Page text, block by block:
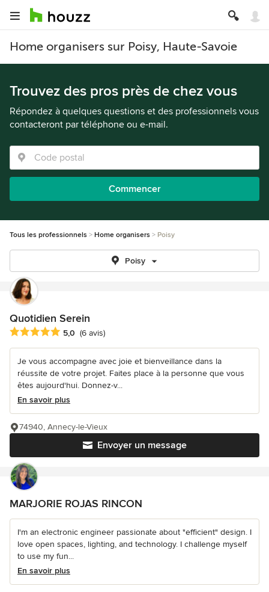
Home organisers sur Poisy, Haute-Savoie
Trouvez des pros près de chez vous
Répondez à quelques questions et des professionnels vous
contacteront par téléphone ou e-mail.
Commencer
Tous les professionnels Home organisers Poisy
Poisy
Quotidien Serein
Note moyenne : 5 étoiles sur 5
5,0 (6 avis)
Je vous accompagne avec joie et bienveillance dans la
réussite de votre projet. Faites place à la personne que vous
êtes aujourd'hui. Donnez-v...
En savoir plus
Envoyer un message
74940, Annecy-le-Vieux
MARJORIE ROJAS RINCON
I'm an electronic engineer passionate about "efficient" design. I
love open spaces, lighting, and technology. I challenge myself
to use my fun...
En savoir plus